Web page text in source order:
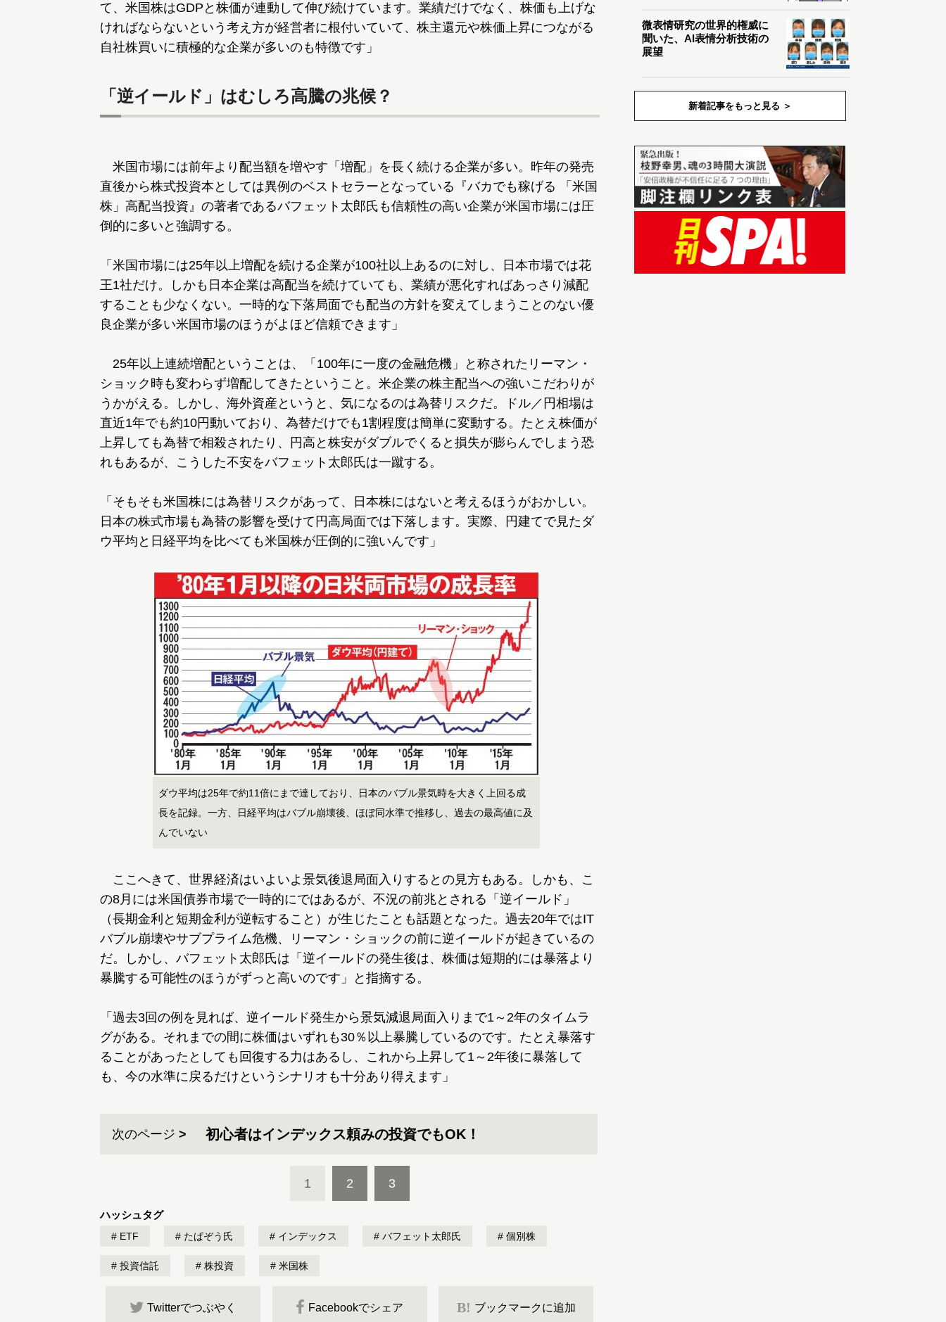
て、米国株はGDPと株価が連動して伸び続けています。業績だけでなく、株価も上げな
ければならないという考え方が経営者に根付いていて、株主還元や株価上昇につながる
自社株買いに積極的な企業が多いのも特徴です」
「逆イールド」はむしろ高騰の兆候？
米国市場には前年より配当額を増やす「増配」を長く続ける企業が多い。昨年の発売
直後から株式投資本としては異例のベストセラーとなっている『バカでも稼げる 「米国
株」高配当投資』の著者であるバフェット太郎氏も信頼性の高い企業が米国市場には圧
倒的に多いと強調する。
「米国市場には25年以上増配を続ける企業が100社以上あるのに対し、日本市場では花
王1社だけ。しかも日本企業は高配当を続けていても、業績が悪化すればあっさり減配
することも少なくない。一時的な下落局面でも配当の方針を変えてしまうことのない優
良企業が多い米国市場のほうがよほど信頼できます」
25年以上連続増配ということは、「100年に一度の金融危機」と称されたリーマン・
ショック時も変わらず増配してきたということ。米企業の株主配当への強いこだわりが
うかがえる。しかし、海外資産というと、気になるのは為替リスクだ。ドル／円相場は
直近1年でも約10円動いており、為替だけでも1割程度は簡単に変動する。たとえ株価が
上昇しても為替で相殺されたり、円高と株安がダブルでくると損失が膨らんでしまう恐
れもあるが、こうした不安をバフェット太郎氏は一蹴する。
「そもそも米国株には為替リスクがあって、日本株にはないと考えるほうがおかしい。
日本の株式市場も為替の影響を受けて円高局面では下落します。実際、円建てで見たダ
ウ平均と日経平均を比べても米国株が圧倒的に強いんです」
ダウ平均は25年で約11倍にまで達しており、日本のバブル景気時を大きく上回る成
長を記録。一方、日経平均はバブル崩壊後、ほぼ同水準で推移し、過去の最高値に及
んでいない
ここへきて、世界経済はいよいよ景気後退局面入りするとの見方もある。しかも、こ
の8月には米国債券市場で一時的にではあるが、不況の前兆とされる「逆イールド」
（長期金利と短期金利が逆転すること）が生じたことも話題となった。過去20年ではIT
バブル崩壊やサブプライム危機、リーマン・ショックの前に逆イールドが起きているの
だ。しかし、バフェット太郎氏は「逆イールドの発生後は、株価は短期的には暴落より
暴騰する可能性のほうがずっと高いのです」と指摘する。
「過去3回の例を見れば、逆イールド発生から景気減退局面入りまで1～2年のタイムラ
グがある。それまでの間に株価はいずれも30％以上暴騰しているのです。たとえ暴落す
ることがあったとしても回復する力はあるし、これから上昇して1～2年後に暴落して
も、今の水準に戻るだけというシナリオも十分あり得えます」
次のページ 初心者はインデックス頼みの投資でもOK！
1 2 3
ハッシュタグ
ETF たぱぞう氏 インデックス バフェット太郎氏 個別株
投資信託 株投資 米国株
Twitterでつぶやく Facebookでシェア B! ブックマークに追加
微表情研究の世界的権威に
聞いた、AI表情分析技術の
展望
新着記事をもっと見る